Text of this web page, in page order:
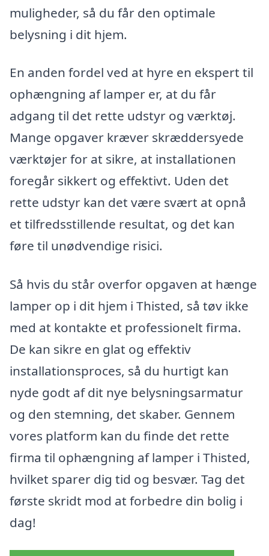
muligheder, så du får den optimale
belysning i dit hjem.
En anden fordel ved at hyre en ekspert til
ophængning af lamper er, at du får
adgang til det rette udstyr og værktøj.
Mange opgaver kræver skræddersyede
værktøjer for at sikre, at installationen
foregår sikkert og effektivt. Uden det
rette udstyr kan det være svært at opnå
et tilfredsstillende resultat, og det kan
føre til unødvendige risici.
Så hvis du står overfor opgaven at hænge
lamper op i dit hjem i Thisted, så tøv ikke
med at kontakte et professionelt firma.
De kan sikre en glat og effektiv
installationsproces, så du hurtigt kan
nyde godt af dit nye belysningsarmatur
og den stemning, det skaber. Gennem
vores platform kan du finde det rette
firma til ophængning af lamper i Thisted,
hvilket sparer dig tid og besvær. Tag det
første skridt mod at forbedre din bolig i
dag!